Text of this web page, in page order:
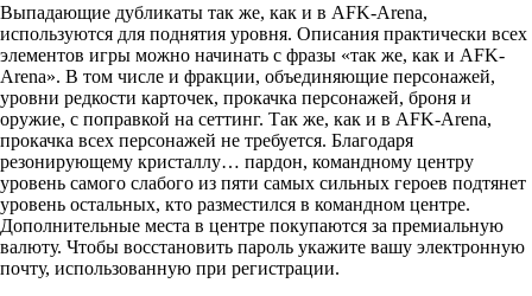
Выпадающие дубликаты так же, как и в AFK-Arena,
используются для поднятия уровня. Описания практически всех
элементов игры можно начинать с фразы «так же, как и AFK-
Arena». В том числе и фракции, объединяющие персонажей,
уровни редкости карточек, прокачка персонажей, броня и
оружие, с поправкой на сеттинг. Так же, как и в AFK-Arena,
прокачка всех персонажей не требуется. Благодаря
резонирующему кристаллу… пардон, командному центру
уровень самого слабого из пяти самых сильных героев подтянет
уровень остальных, кто разместился в командном центре.
Дополнительные места в центре покупаются за премиальную
валюту. Чтобы восстановить пароль укажите вашу электронную
почту, использованную при регистрации.